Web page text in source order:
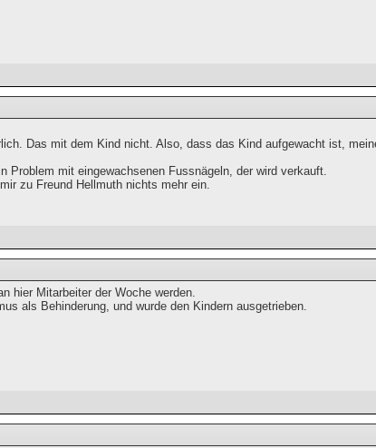
Das mit dem Kind nicht. Also, dass das Kind aufgewacht ist,
Problem mit eingewachsenen Fussnägeln, der wird verkauft.
zu Freund Hellmuth nichts mehr ein.
hier Mitarbeiter der Woche werden.
als Behinderung, und wurde den Kindern ausgetrieben.